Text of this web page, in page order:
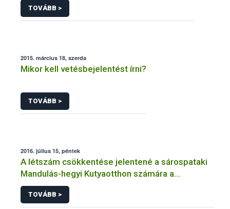
TOVÁBB >
2015. március 18, szerda
Mikor kell vetésbejelentést írni?
TOVÁBB >
2016. július 15, péntek
A létszám csökkentése jelentené a sárospataki
Mandulás-hegyi Kutyaotthon számára a
legnagyobb segítséget
TOVÁBB >